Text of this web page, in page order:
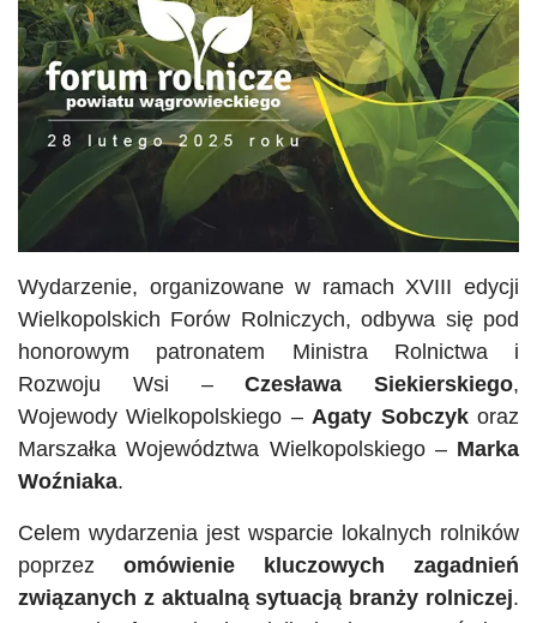
Wydarzenie, organizowane w ramach XVIII edycji
Wielkopolskich Forów Rolniczych, odbywa się pod
honorowym patronatem Ministra Rolnictwa i
Rozwoju Wsi –Czesława Siekierskiego,
Wojewody Wielkopolskiego –Agaty Sobczykoraz
Marszałka Województwa Wielkopolskiego – Marka
Woźniaka.
Celem wydarzenia jest wsparcie lokalnych rolników
poprzez omówienie kluczowych zagadnień
związanych z aktualną sytuacją branży rolniczej.